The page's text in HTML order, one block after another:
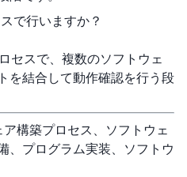
で行いますか？
セスで、複数のソフトウェ
を結合して動作確認を行う段
ア構築プロセス、ソフトウェ
、プログラム実装、ソフトウ